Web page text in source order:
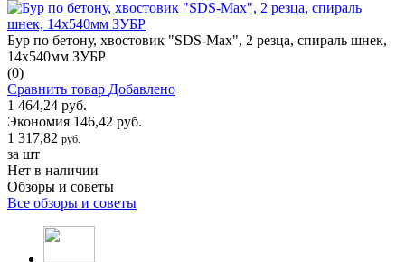
Бур по бетону, хвостовик "SDS-Max", 2 резца, спираль шнек,
14х540мм ЗУБР
(0)
Сравнить товар Добавлено
1 464,24 руб.
Экономия 146,42 руб.
1 317,82 руб.
за шт
Нет в наличии
Обзоры и советы
Все обзоры и советы